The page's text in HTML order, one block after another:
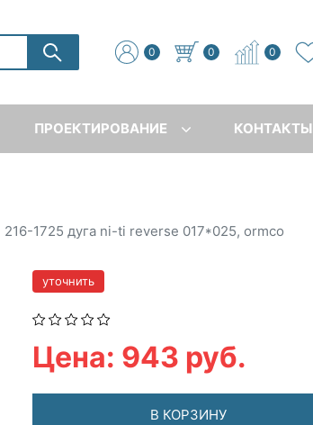
0 0 0
ПРОЕКТИРОВАНИЕ КОНТАКТЫ
216-1725 дуга ni-ti reverse 017*025, ormco
уточнить
Цена: 943 руб.
В КОРЗИНУ